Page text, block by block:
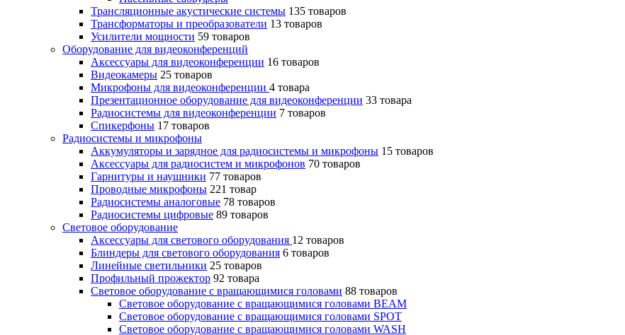
Трансляционные акустические системы 135 товаров
Трансформаторы и преобразователи 13 товаров
Усилители мощности 59 товаров
Оборудование для видеоконференций
Аксессуары для видеоконференции 16 товаров
Видеокамеры 25 товаров
Микрофоны для видеоконференции 4 товара
Презентационное оборудование для видеоконференции 33 товара
Радиосистемы для видеоконференции 7 товаров
Спикерфоны 17 товаров
Радиосистемы и микрофоны
Аккумуляторы и зарядное для радиосистемы и микрофоны 15 товаров
Аксессуары для радиосистем и микрофонов 70 товаров
Гарнитуры и наушники 77 товаров
Проводные микрофоны 221 товар
Радиосистемы аналоговые 78 товаров
Радиосистемы цифровые 89 товаров
Световое оборудование
Аксессуары для светового оборудования 12 товаров
Блиндеры для светового оборудования 6 товаров
Линейные светильники 25 товаров
Профильный прожектор 92 товара
Световое оборудование с вращающимися головами 88 товаров
Световое оборудование с вращающимися головами BEAM
Световое оборудование с вращающимися головами SPOT
Световое оборудование с вращающимися головами WASH